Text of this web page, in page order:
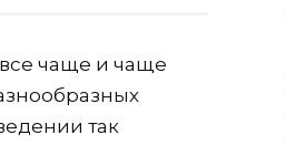
чаще и чаще
так